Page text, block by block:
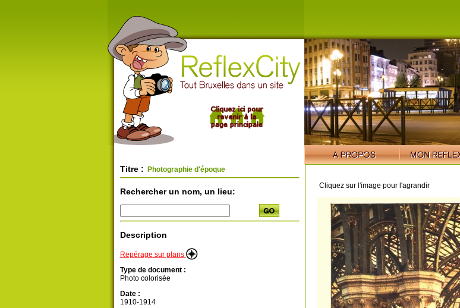
Titre : Photographie d'époque
Rechercher un nom, un lieu:
Description
Repérage sur plans
Type de document :
Photo colorisée
Date :
1910-1914
Cliquez sur l'image pour l'agrandir